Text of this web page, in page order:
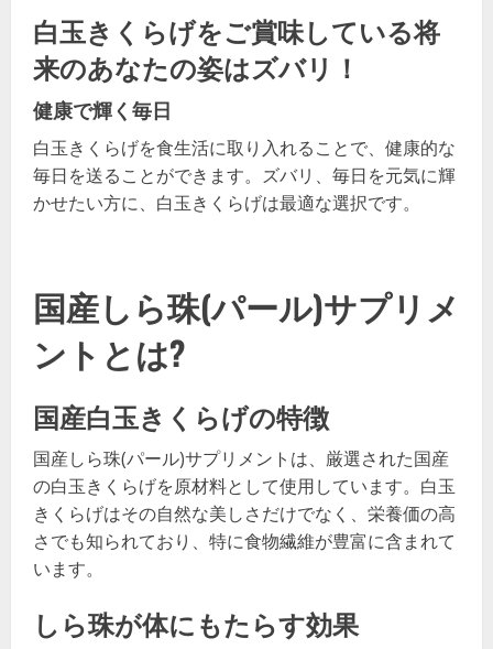
白玉きくらげをご賞味している将
来のあなたの姿はズバリ！
健康で輝く毎日
白玉きくらげを食生活に取り入れることで、健康的な
毎日を送ることができます。ズバリ、毎日を元気に輝
かせたい方に、白玉きくらげは最適な選択です。
国産しら珠(パール)サプリメ
ントとは?
国産白玉きくらげの特徴
国産しら珠(パール)サプリメントは、厳選された国産
の白玉きくらげを原材料として使用しています。白玉
きくらげはその自然な美しさだけでなく、栄養価の高
さでも知られており、特に食物繊維が豊富に含まれて
います。
しら珠が体にもたらす効果